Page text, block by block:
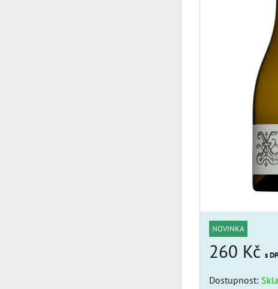
NOVINKA
260 Kč s
Dostupnost: